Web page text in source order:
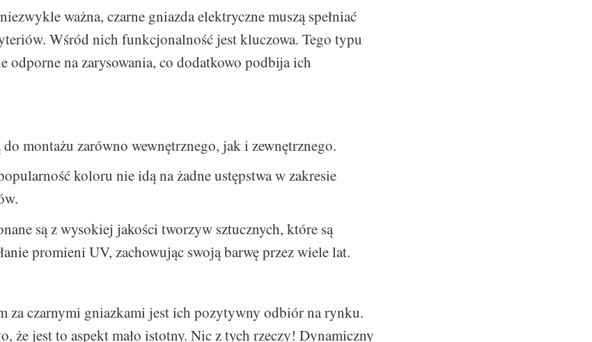
ważna, czarne gniazda elektryczne muszą spełniać
Wśród nich funkcjonalność jest kluczowa. Tego typu
odporne na zarysowania, co dodatkowo podbija ich
do montażu zarówno wewnętrznego, jak i zewnętrznego.
koloru nie idą na żadne ustępstwa w zakresie
są z wysokiej jakości tworzyw sztucznych, które są
promieni UV, zachowując swoją barwę przez wiele lat.
za czarnymi gniazkami jest ich pozytywny odbiór na rynku.
że jest to aspekt mało istotny. Nic z tych rzeczy! Dynamiczny